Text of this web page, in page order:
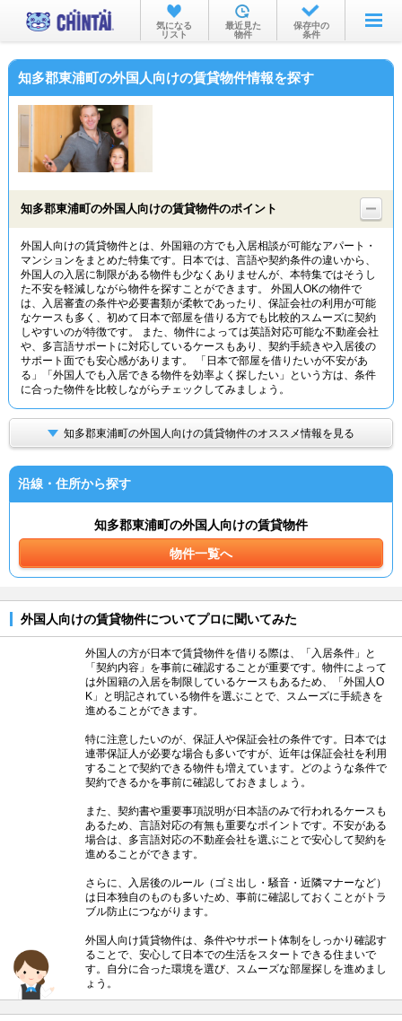
お部屋を探す
沿線・駅から
物件特集から
TOP
気になる
リスト
最近見た
物件
保存中の
条件
知多郡東浦町の外国人向けの賃貸物件情報を探す
知多郡東浦町の外国人向けの賃貸物件のポイント
外国人向けの賃貸物件とは、外国籍の方でも入居相談が可能なアパート・
マンションをまとめた特集です。日本では、言語や契約条件の違いから、
外国人の入居に制限がある物件も少なくありませんが、本特集ではそうし
た不安を軽減しながら物件を探すことができます。 外国人OKの物件で
は、入居審査の条件や必要書類が柔軟であったり、保証会社の利用が可能
なケースも多く、初めて日本で部屋を借りる方でも比較的スムーズに契約
しやすいのが特徴です。 また、物件によっては英語対応可能な不動産会社
や、多言語サポートに対応しているケースもあり、契約手続きや入居後の
サポート面でも安心感があります。 「日本で部屋を借りたいが不安があ
る」「外国人でも入居できる物件を効率よく探したい」という方は、条件
に合った物件を比較しながらチェックしてみましょう。
知多郡東浦町の外国人向けの賃貸物件のオススメ情報を見る
沿線・住所から探す
知多郡東浦町の外国人向けの賃貸物件
物件一覧へ
外国人向けの賃貸物件についてプロに聞いてみた
外国人の方が日本で賃貸物件を借りる際は、「入居条件」と
「契約内容」を事前に確認することが重要です。物件によって
は外国籍の入居を制限しているケースもあるため、「外国人O
K」と明記されている物件を選ぶことで、スムーズに手続きを
進めることができます。
特に注意したいのが、保証人や保証会社の条件です。日本では
連帯保証人が必要な場合も多いですが、近年は保証会社を利用
することで契約できる物件も増えています。どのような条件で
契約できるかを事前に確認しておきましょう。
また、契約書や重要事項説明が日本語のみで行われるケースも
あるため、言語対応の有無も重要なポイントです。不安がある
場合は、多言語対応の不動産会社を選ぶことで安心して契約を
進めることができます。
さらに、入居後のルール（ゴミ出し・騒音・近隣マナーなど）
は日本独自のものも多いため、事前に確認しておくことがトラ
ブル防止につながります。
外国人向け賃貸物件は、条件やサポート体制をしっかり確認す
ることで、安心して日本での生活をスタートできる住まいで
す。自分に合った環境を選び、スムーズな部屋探しを進めまし
ょう。